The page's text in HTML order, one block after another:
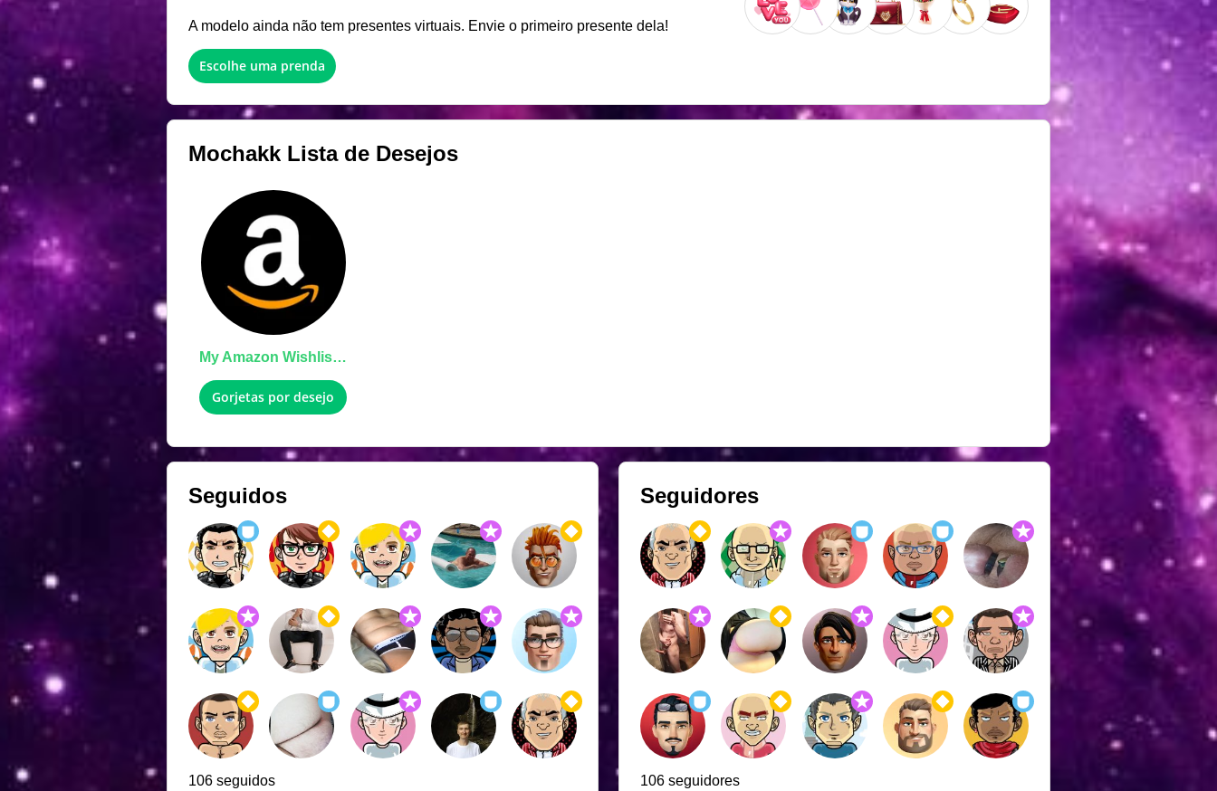
A modelo ainda não tem presentes virtuais. Envie o primeiro presente dela!
Escolhe uma prenda
Mochakk Lista de Desejos
My Amazon Wishlist, Thank You!
Gorjetas por desejo
Seguidos
106 seguidos
Seguidores
106 seguidores